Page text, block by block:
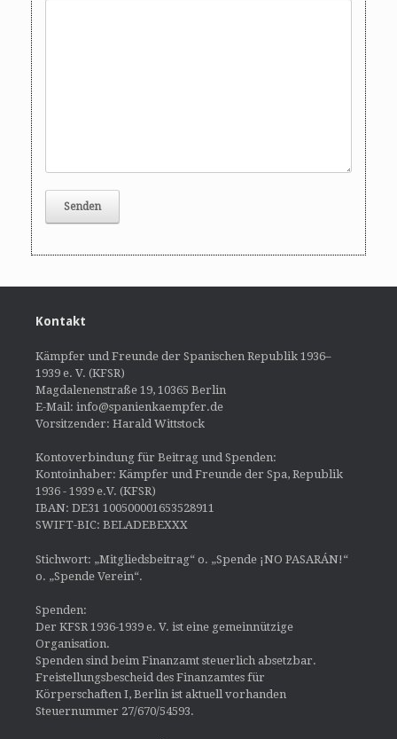
Kontakt
Kämpfer und Freunde der Spanischen Republik 1936–
1939 e. V. (KFSR)
Magdalenenstraße 19, 10365 Berlin
E-Mail: info@spanienkaempfer.de
Vorsitzender: Harald Wittstock
Kontoverbindung für Beitrag und Spenden:
Kontoinhaber: Kämpfer und Freunde der Spa, Republik
1936 - 1939 e.V. (KFSR)
IBAN: DE31 100500001653528911
SWIFT-BIC: BELADEBEXXX
Stichwort: „Mitgliedsbeitrag“ o. „Spende ¡NO PASARÁN!“
o. „Spende Verein“.
Spenden:
Der KFSR 1936-1939 e. V. ist eine gemeinnützige
Organisation.
Spenden sind beim Finanzamt steuerlich absetzbar.
Freistellungsbescheid des Finanzamtes für
Körperschaften I, Berlin ist aktuell vorhanden
Steuernummer 27/670/54593.